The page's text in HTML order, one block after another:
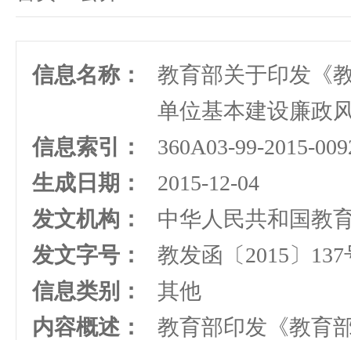
信息名称：
教育部关于印发《
单位基本建设廉政
信息索引：
360A03-99-2015-
生成日期：
2015-12-04
发文机构：
中华人民共和国教
发文字号：
教发函〔2015〕137
信息类别：
其他
内容概述：
教育部印发《教育